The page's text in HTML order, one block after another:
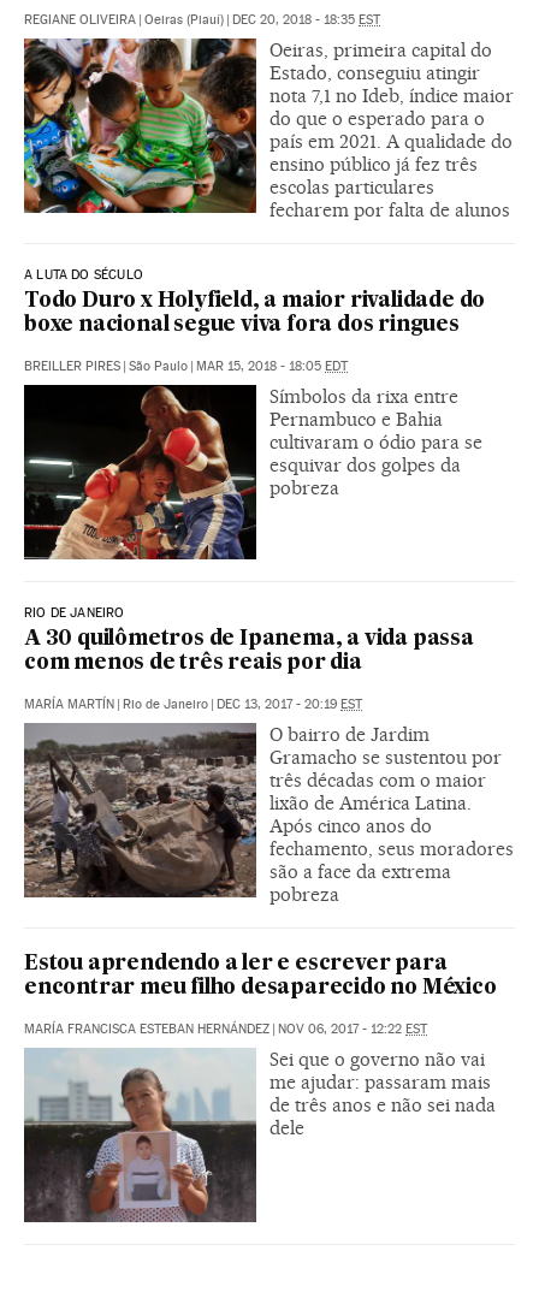
REGIANE OLIVEIRA Oeiras (Piauí) DEC 20, 2018 - 18:35 EST
Oeiras, primeira capital do
Estado, conseguiu atingir
nota 7,1 no Ideb, índice maior
do que o esperado para o
país em 2021. A qualidade do
ensino público já fez três
escolas particulares
fecharem por falta de alunos
A LUTA DO SÉCULO
Todo Duro x Holyfield, a maior rivalidade do
boxe nacional segue viva fora dos ringues
BREILLER PIRES São Paulo MAR 15, 2018 - 18:05 EDT
Símbolos da rixa entre
Pernambuco e Bahia
cultivaram o ódio para se
esquivar dos golpes da
pobreza
RIO DE JANEIRO
A 30 quilômetros de Ipanema, a vida passa
com menos de três reais por dia
MARÍA MARTÍN Rio de Janeiro DEC 13, 2017 - 20:19 EST
O bairro de Jardim
Gramacho se sustentou por
três décadas com o maior
lixão de América Latina.
Após cinco anos do
fechamento, seus moradores
são a face da extrema
pobreza
Estou aprendendo a ler e escrever para
encontrar meu filho desaparecido no México
MARÍA FRANCISCA ESTEBAN HERNÁNDEZ NOV 06, 2017 - 12:22 EST
Sei que o governo não vai
me ajudar: passaram mais
de três anos e não sei nada
dele